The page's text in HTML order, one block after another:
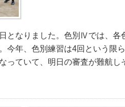
となりました。色別Ⅳでは、各
今年、色別練習は4回という限
っていて、明日の審査が難航